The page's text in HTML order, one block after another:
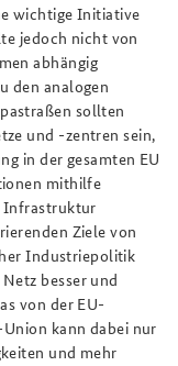
wichtige Initiative
jedoch nicht von
abhängig
den analogen
sollten
und -zentren sein,
in der gesamten EU
mithilfe
Infrastruktur
Ziele von
Industriepolitik
besser und
von der EU-
kann dabei nur
und mehr